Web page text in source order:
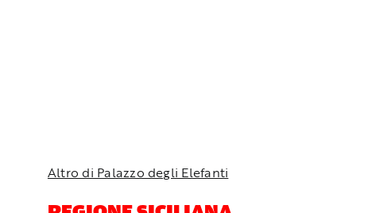
Altro di Palazzo degli Elefanti